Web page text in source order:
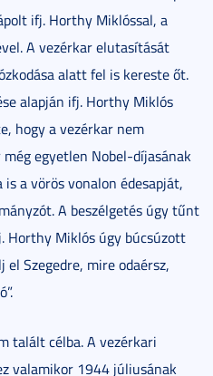
ifj. Horthy Miklóssal, a
A vezérkar elutasítását
alatt fel is kereste őt.
alapján ifj. Horthy Miklós
hogy a vezérkar nem
egyetlen Nobel-díjasának
a vörös vonalon édesapját,
A beszélgetés úgy tűnt
Horthy Miklós úgy búcsúzott
el Szegedre, mire odaérsz,
talált célba. A vezérkari
valamikor 1944 júliusának